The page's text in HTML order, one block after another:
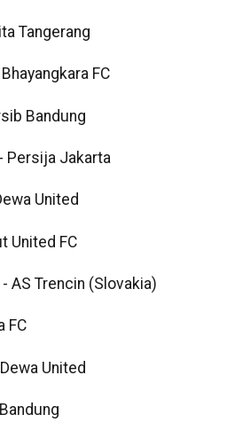
Tangerang
FC
Bandung
Persija Jakarta
United
United FC
AS Trencin (Slovakia)
FC
United